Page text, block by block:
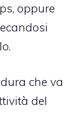
oppure
che va
del